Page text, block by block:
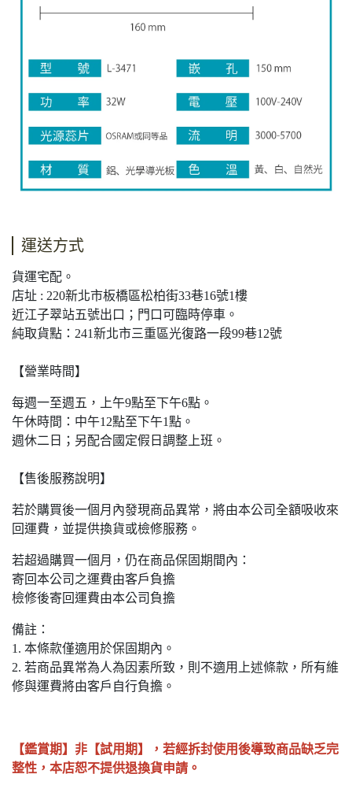
運送方式
貨運宅配。
店址 : 220新北市板橋區松柏街33巷16號1樓
近江子翠站五號出口；門口可臨時停車。
純取貨點：241新北市三重區光復路一段99巷12號
【營業時間】
每週一至週五，上午9點至下午6點。
午休時間：中午12點至下午1點。
週休二日；另配合國定假日調整上班。
【售後服務說明】
若於購買後一個月內發現商品異常，將由本公司全額吸收來
回運費，並提供換貨或檢修服務。
若超過購買一個月，仍在商品保固期間內：
寄回本公司之運費由客戶負擔
檢修後寄回運費由本公司負擔
備註：
1. 本條款僅適用於保固期內。
2. 若商品異常為人為因素所致，則不適用上述條款，所有維
修與運費將由客戶自行負擔。
【鑑賞期】非【試用期】，若經拆封使用後導致商品缺乏完
整性，本店恕不提供退換貨申請。